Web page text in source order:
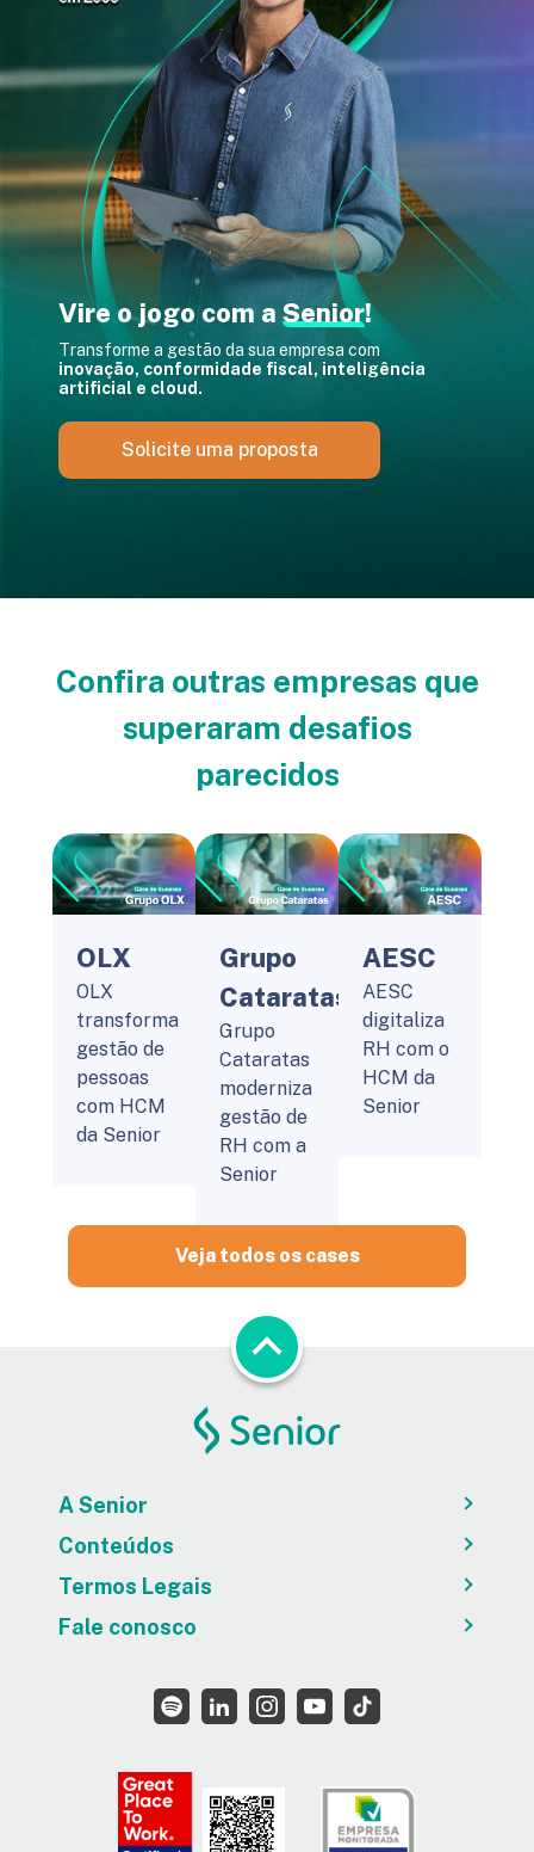
Vire o jogo com aSenior!
Transforme a gestão da sua empresa com
inovação, conformidade fiscal, inteligência
artificial e cloud.
Solicite uma proposta
Confira outras empresas que
superaram desafios
parecidos
Veja todos os cases
OLX
OLX
transforma
gestão de
pessoas
com HCM
da Senior
Grupo
Cataratas
Grupo
Cataratas
moderniza
gestão de
RH com a
Senior
AESC
AESC
digitaliza
RH com o
HCM da
Senior
A Senior
Conteúdos
Termos Legais
Fale conosco